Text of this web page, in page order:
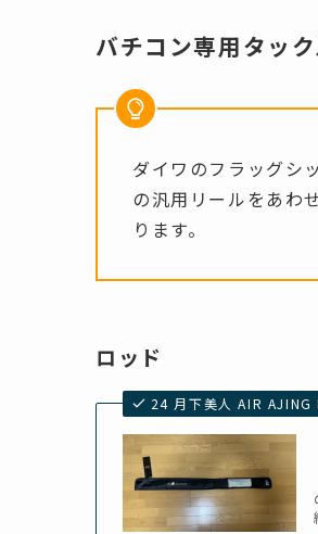
バチコン専用タッ
ダイワのフラッグシ
の汎用リールをあわ
ります。
ロッド
24 月下美人 AIR AJING